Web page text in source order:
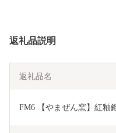
返礼品説明
返礼品名
FM6 【やまぜん窯】紅釉